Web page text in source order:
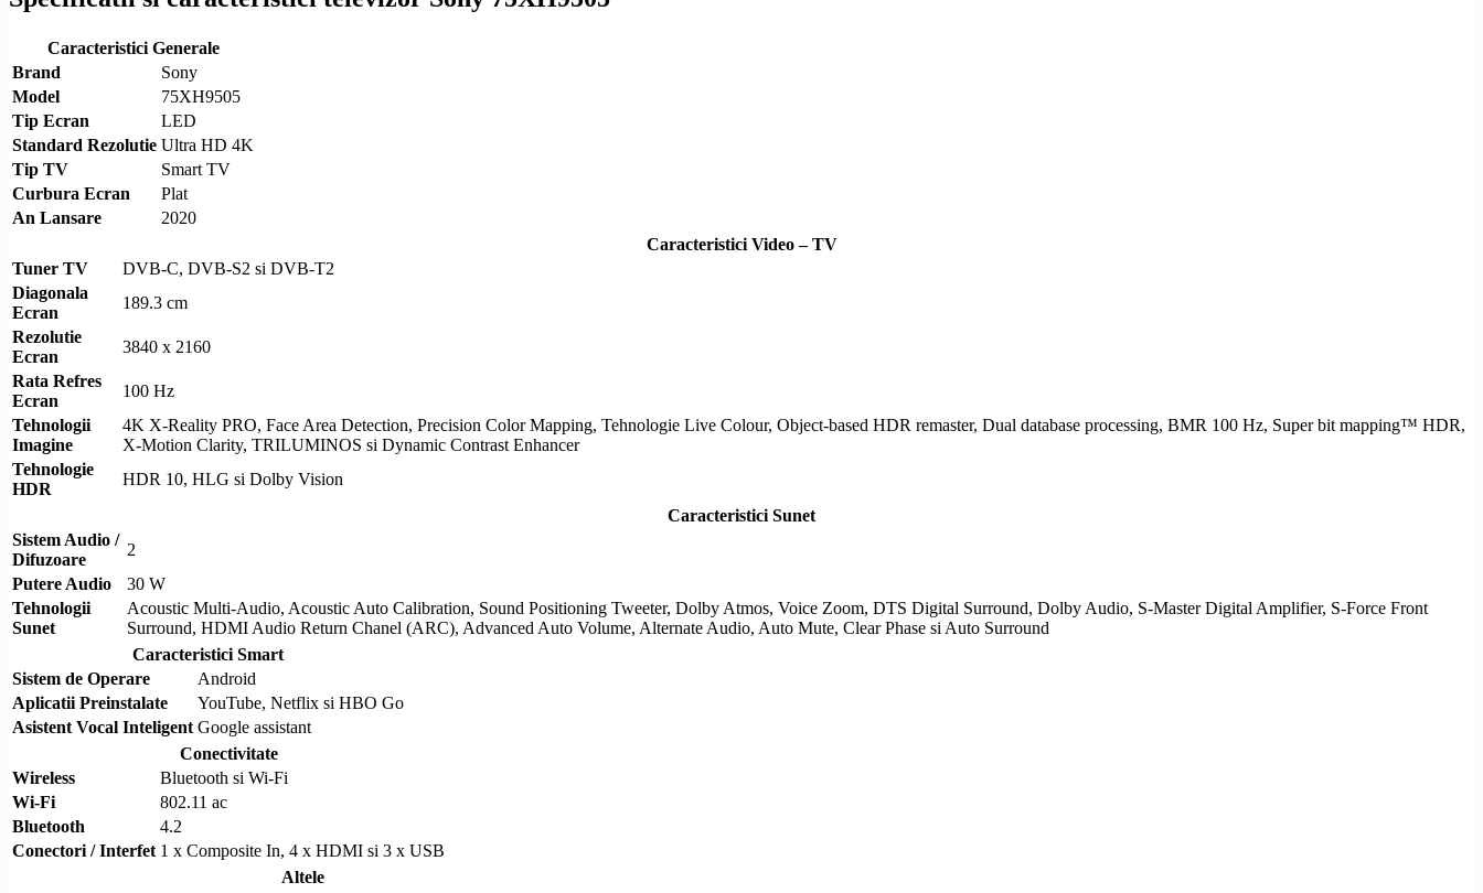
Caracteristici Generale
Brand
Sony
Model
75XH9505
Tip Ecran
LED
Standard Rezolutie Ultra HD 4K
Tip TV
Smart TV
Curbura Ecran
Plat
An Lansare
2020
Caracteristici Video – TV
Tuner TV
DVB-C, DVB-S2 si DVB-T2
Diagonala
Ecran
189.3 cm
Rezolutie
Ecran
3840 x 2160
Rata Refres
Ecran
100 Hz
Tehnologii
Imagine
4K X-Reality PRO, Face Area Detection, Precision Color Mapping, Tehnologie Live Colour, Object-based HDR remaster, Dual database processing, BMR 100 Hz, Super bit mapping™ HDR,
X-Motion Clarity, TRILUMINOS si Dynamic Contrast Enhancer
Tehnologie
HDR
HDR 10, HLG si Dolby Vision
Caracteristici Sunet
Sistem Audio /
Difuzoare
2
Putere Audio
30 W
Tehnologii
Sunet
Acoustic Multi-Audio, Acoustic Auto Calibration, Sound Positioning Tweeter, Dolby Atmos, Voice Zoom, DTS Digital Surround, Dolby Audio, S-Master Digital Amplifier, S-Force Front
Surround, HDMI Audio Return Chanel (ARC), Advanced Auto Volume, Alternate Audio, Auto Mute, Clear Phase si Auto Surround
Caracteristici Smart
Sistem de Operare
Android
Aplicatii Preinstalate
YouTube, Netflix si HBO Go
Asistent Vocal Inteligent Google assistant
Conectivitate
Wireless
Bluetooth si Wi-Fi
Wi-Fi
802.11 ac
Bluetooth
4.2
Conectori / Interfet 1 x Composite In, 4 x HDMI si 3 x USB
Altele